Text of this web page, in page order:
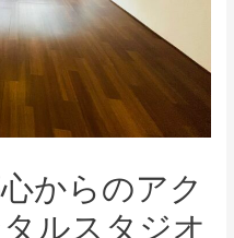
心からのアク
ルスタジオ